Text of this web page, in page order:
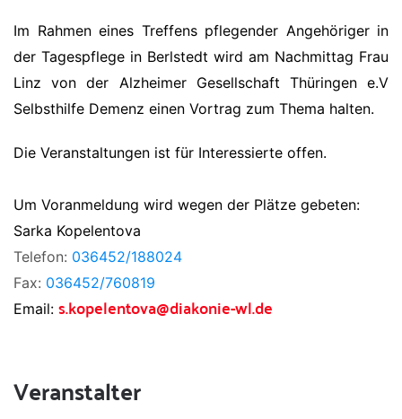
Im Rahmen eines Treffens pflegender Angehöriger in
der Tagespflege in Berlstedt wird am Nachmittag Frau
Linz von der Alzheimer Gesellschaft Thüringen e.V
Selbsthilfe Demenz einen Vortrag zum Thema halten.
Die Veranstaltungen ist für Interessierte offen.
Um Voranmeldung wird wegen der Plätze gebeten:
Sarka Kopelentova
Telefon: 036452/188024
Fax: 036452/760819
Email: s.kopelentova@diakonie-wl.de
Veranstalter